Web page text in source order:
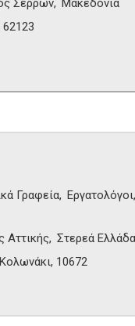
Σερρών Μακεδονία
Γραφεία Εργατολόγοι
Αττικής
Στερεά Ελλάδα
10672